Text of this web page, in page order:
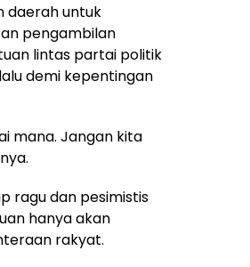
daerah untuk
pengambilan
lintas partai politik
demi kepentingan
mana. Jangan kita
ragu dan pesimistis
hanya akan
rakyat.